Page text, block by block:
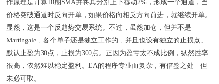
作原理是计算10期SMA并将其分别上下移动2%，形成一个通道，当
价格突破通道时反向开单，如果价格向相反方向前进，就继续开单。
显然，这是一个反趋势交易系统。不过，虽然加仓，但并不是
Martingale，各个单子还是独立工作的，并且也设有独立的止损点。
默认止盈为30点，止损为300点。正因为盈亏太不成比例，纵然胜率
很高，依然难以稳定盈利。EA的程序专业而复杂，有借鉴之处，但
未必可取。